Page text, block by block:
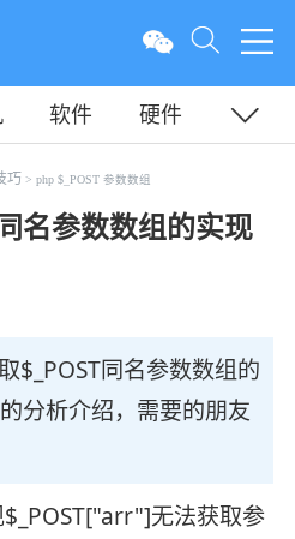
软件
硬件
巧 > php $_POST 参数数组
名参数数组的实现
$_POST同名参数数组的
分析介绍，需要的朋友
无法获取参